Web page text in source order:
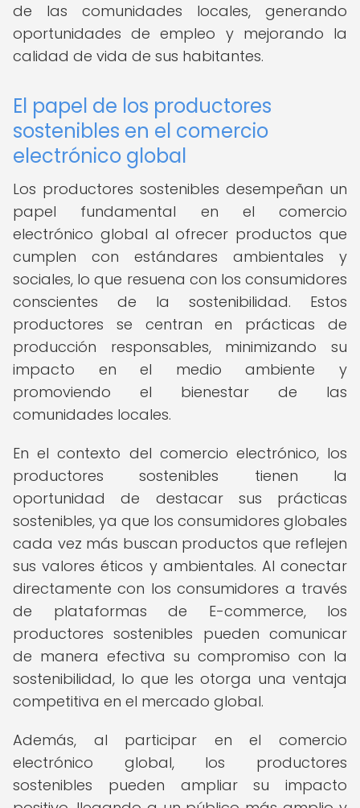
de las comunidades locales, generando
oportunidades de empleo y mejorando la
calidad de vida de sus habitantes.
El papel de los productores
sostenibles en el comercio
electrónico global
Los productores sostenibles desempeñan un
papel fundamental en el comercio
electrónico global al ofrecer productos que
cumplen con estándares ambientales y
sociales, lo que resuena con los consumidores
conscientes de la sostenibilidad. Estos
productores se centran en prácticas de
producción responsables, minimizando su
impacto en el medio ambiente y
promoviendo el bienestar de las
comunidades locales.
En el contexto del comercio electrónico, los
productores sostenibles tienen la
oportunidad de destacar sus prácticas
sostenibles, ya que los consumidores globales
cada vez más buscan productos que reflejen
sus valores éticos y ambientales. Al conectar
directamente con los consumidores a través
de plataformas de E-commerce, los
productores sostenibles pueden comunicar
de manera efectiva su compromiso con la
sostenibilidad, lo que les otorga una ventaja
competitiva en el mercado global.
Además, al participar en el comercio
electrónico global, los productores
sostenibles pueden ampliar su impacto